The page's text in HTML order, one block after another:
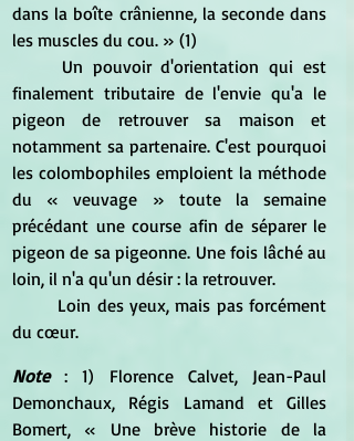
dans la boîte crânienne, la seconde dans
les muscles du cou. » (1)
finalement tributaire de l'envie qu'a le
pigeon de retrouver sa maison et
notamment sa partenaire. C'est pourquoi
les colombophiles emploient la méthode
du « veuvage » toute la semaine
précédant une course afin de séparer le
pigeon de sa pigeonne. Une fois lâché au
loin, il n'a qu'un désir : la retrouver.
du cœur.
Note : 1) Florence Calvet, Jean-Paul
Demonchaux, Régis Lamand et Gilles
Bomert, « Une brève historie de la